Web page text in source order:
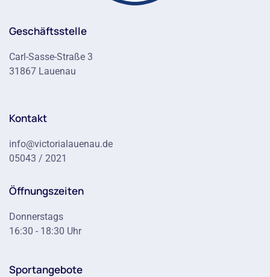
Geschäftsstelle
Carl-Sasse-Straße 3
31867 Lauenau
Kontakt
info@victorialauenau.de
05043 / 2021
Öffnungszeiten
Donnerstags
16:30 - 18:30 Uhr
Sportangebote